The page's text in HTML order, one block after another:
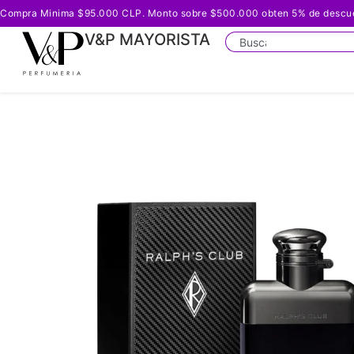
Compra Minima $95.000 CLP. Monto sobre $500.000 obten 5% de
V&P MAYORISTA